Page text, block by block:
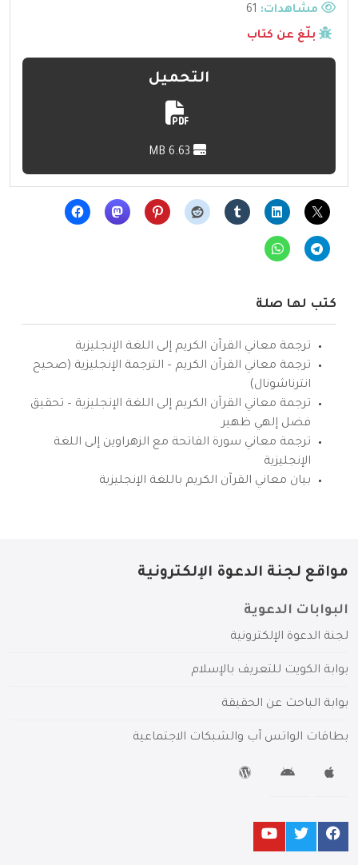
مشاهدات:
بلّغ عن كتاب
التحميل
كتب لها صلة
ترجمة معاني القرآن الكريم إلى اللغة الإنجليزية
ترجمة معاني القرآن الكريم – الترجمة الإنجليزية (صحيح
انترناشونال)
ترجمة معاني القرآن الكريم إلى اللغة الإنجليزية – تحقيق
فضل إلهي ظهير
ترجمة معاني سورة الفاتحة مع الزهراوين إلى اللغة
الإنجليزية
بيان معاني القرآن الكريم باللغة الإنجليزية
مواقع لجنة الدعوة الإلكترونية
البوابات الدعوية
لجنة الدعوة الإلكترونية
بوابة الكويت للتعريف بالإسلام
بوابة الباحث عن الحقيقة
بطاقات الواتس آب والشبكات الاجتماعية